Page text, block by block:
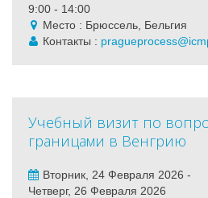
9:00 - 14:00
Место : Брюссель, Бельгия
Контакты :
Учебный визит по
границами в Венгрию
Вторник, 24 Февраля 2026 -
Четверг, 26 Февраля 2026